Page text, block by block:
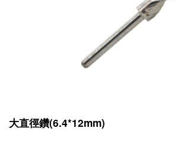
大直徑鑽(6.4*12mm)